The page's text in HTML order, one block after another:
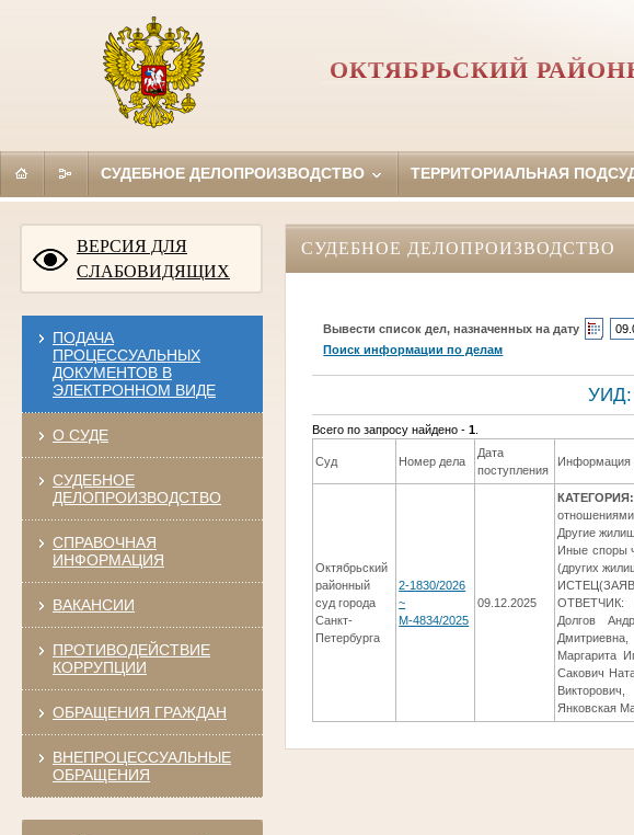
ОКТЯБРЬСКИЙ
СУДЕБНОЕ ДЕЛОПРОИЗВОДСТВО ТЕРРИТОРИАЛЬНАЯ
ВЕРСИЯ ДЛЯ
СЛАБОВИДЯЩИХ
ПОДАЧА
ПРОЦЕССУАЛЬНЫХ
ДОКУМЕНТОВ В
ЭЛЕКТРОННОМ ВИДЕ
О СУДЕ
СУДЕБНОЕ
ДЕЛОПРОИЗВОДСТВО
СПРАВОЧНАЯ
ИНФОРМАЦИЯ
ВАКАНСИИ
ПРОТИВОДЕЙСТВИЕ
КОРРУПЦИИ
ОБРАЩЕНИЯ ГРАЖДАН
ВНЕПРОЦЕССУАЛЬНЫЕ
ОБРАЩЕНИЯ
СУДЕБНОЕ ДЕЛОПРОИЗВОДСТВО
Вывести список дел, назначенных на дату
Поиск информации по делам
УИД:
Всего по запросу найдено -1
Суд Номер дела
Дата
поступления
Информация
Октябрьский
районный
суд города
Санкт-
Петербурга
2-1830/2026
~
М-4834/2025
09.12.2025
КАТЕГОРИЯ:
Другие
Иные споры
(других
ОТВЕТЧИК:
Долгов
Маргарита
Сакович
Янковская